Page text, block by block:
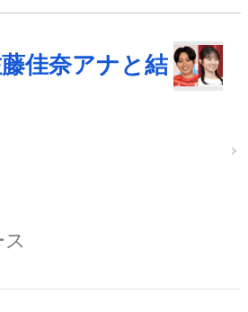
佳奈アナと結